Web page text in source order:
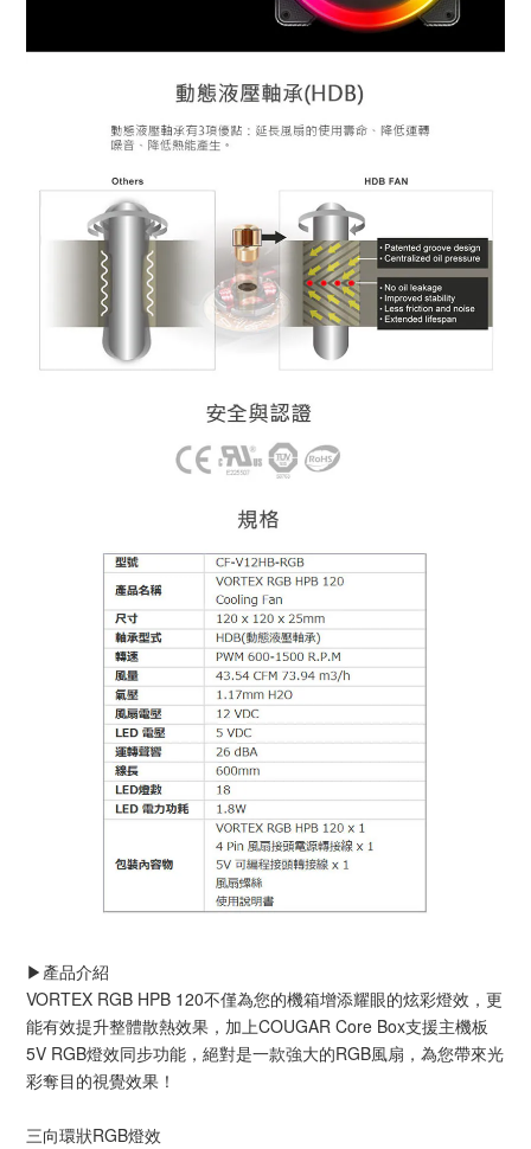
▶️產品介紹
VORTEX RGB HPB 120不僅為您的機箱增添耀眼的炫彩燈效，更
能有效提升整體散熱效果，加上COUGAR Core Box支援主機板
5V RGB燈效同步功能，絕對是一款強大的RGB風扇，為您帶來光
彩奪目的視覺效果！
三向環狀RGB燈效